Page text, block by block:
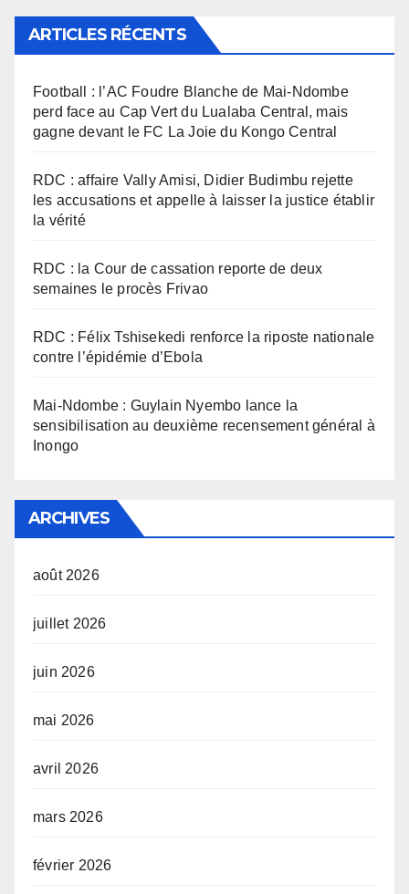
ARTICLES RÉCENTS
Football : l’AC Foudre Blanche de Mai-Ndombe
perd face au Cap Vert du Lualaba Central, mais
gagne devant le FC La Joie du Kongo Central
RDC : affaire Vally Amisi, Didier Budimbu rejette
les accusations et appelle à laisser la justice établir
la vérité
RDC : la Cour de cassation reporte de deux
semaines le procès Frivao
RDC : Félix Tshisekedi renforce la riposte nationale
contre l’épidémie d’Ebola
Mai-Ndombe : Guylain Nyembo lance la
sensibilisation au deuxième recensement général à
Inongo
ARCHIVES
août 2026
juillet 2026
juin 2026
mai 2026
avril 2026
mars 2026
février 2026